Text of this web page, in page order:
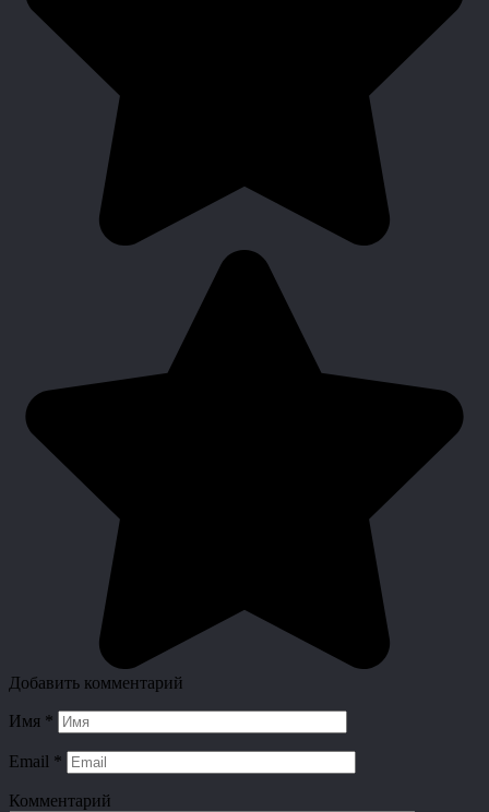
Добавить комментарий
Имя *
Email *
Комментарий